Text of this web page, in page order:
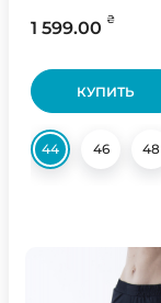
1 599.00 ₴
КУПИТЬ
44 46 48